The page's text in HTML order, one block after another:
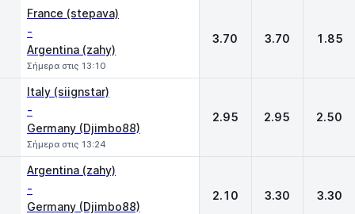
France (stepava)
-
Argentina (zahy)
Σήμερα στις 13:10
3.70 3.70 1.85
Italy (siignstar)
-
Germany (Djimbo88)
Σήμερα στις 13:24
2.95 2.95 2.50
Argentina (zahy)
-
Germany (Djimbo88)
2.10 3.30 3.30